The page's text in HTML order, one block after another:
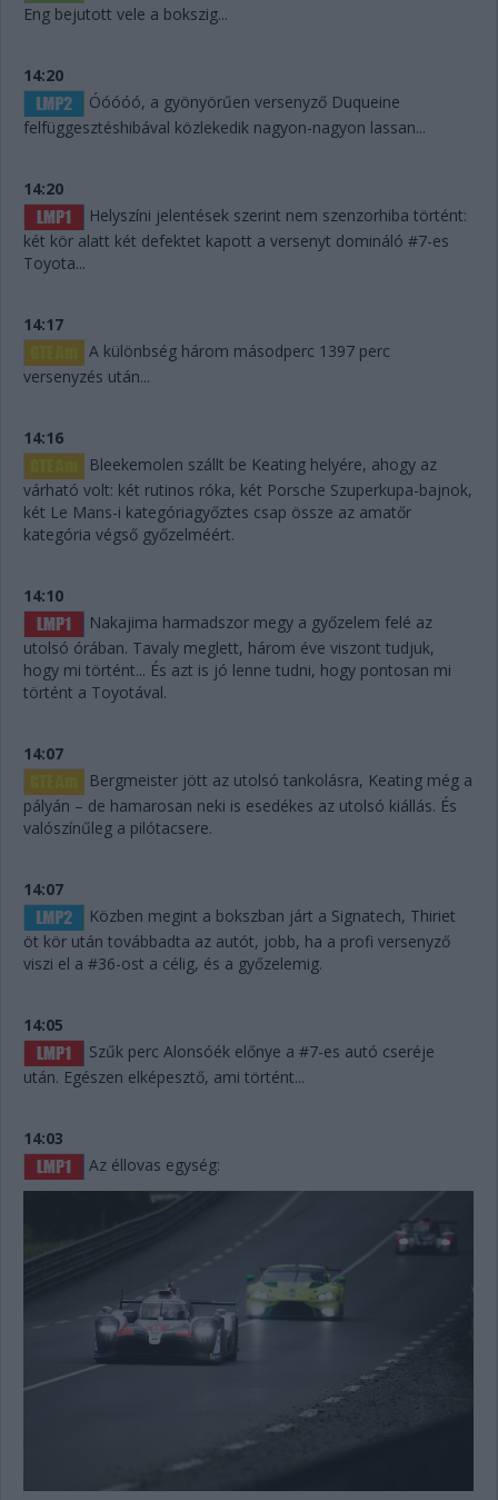
Eng bejutott vele a bokszig...
14:20
Óóóóó, a gyönyörűen versenyző Duqueine
felfüggesztéshibával közlekedik nagyon-nagyon lassan...
14:20
Helyszíni jelentések szerint nem szenzorhiba történt:
két kör alatt két defektet kapott a versenyt domináló #7-es
Toyota...
14:17
A különbség három másodperc 1397 perc
versenyzés után...
14:16
Bleekemolen szállt be Keating helyére, ahogy az
várható volt: két rutinos róka, két Porsche Szuperkupa-bajnok,
két Le Mans-i kategóriagyőztes csap össze az amatőr
kategória végső győzelméért.
14:10
Nakajima harmadszor megy a győzelem felé az
utolsó órában. Tavaly meglett, három éve viszont tudjuk,
hogy mi történt... És azt is jó lenne tudni, hogy pontosan mi
történt a Toyotával.
14:07
Bergmeister jött az utolsó tankolásra, Keating még a
pályán – de hamarosan neki is esedékes az utolsó kiállás. És
valószínűleg a pilótacsere.
14:07
Közben megint a bokszban járt a Signatech, Thiriet
öt kör után továbbadta az autót, jobb, ha a profi versenyző
viszi el a #36-ost a célig, és a győzelemig.
14:05
Szűk perc Alonsóék előnye a #7-es autó cseréje
után. Egészen elképesztő, ami történt...
14:03
Az éllovas egység: